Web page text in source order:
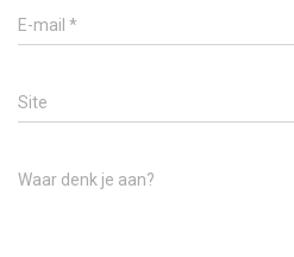
E-mail *
Site
Waar denk je aan?